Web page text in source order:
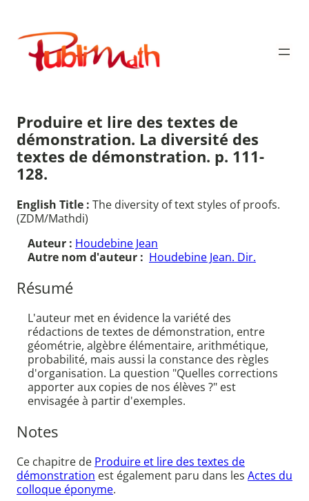
contenu
Publimath
Produire et lire des textes de
démonstration. La diversité des
textes de démonstration. p. 111-
128.
English Title : The diversity of text styles of proofs.
(ZDM/Mathdi)
Auteur : Houdebine Jean
Autre nom d'auteur : Houdebine Jean. Dir.
Résumé
L'auteur met en évidence la variété des
rédactions de textes de démonstration, entre
géométrie, algèbre élémentaire, arithmétique,
probabilité, mais aussi la constance des règles
d'organisation. La question "Quelles corrections
apporter aux copies de nos élèves ?" est
envisagée à partir d'exemples.
Notes
Ce chapitre de Produire et lire des textes de
démonstration est également paru dans les Actes du
colloque éponyme.